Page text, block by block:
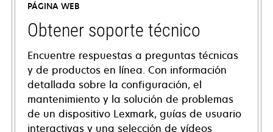
PÁGINA WEB
Obtener soporte técnico
Encuentre respuestas a preguntas técnicas
y de productos en línea. Con información
detallada sobre la configuración, el
mantenimiento y la solución de problemas
de un dispositivo Lexmark, guías de usuario
interactivas y una selección de vídeos